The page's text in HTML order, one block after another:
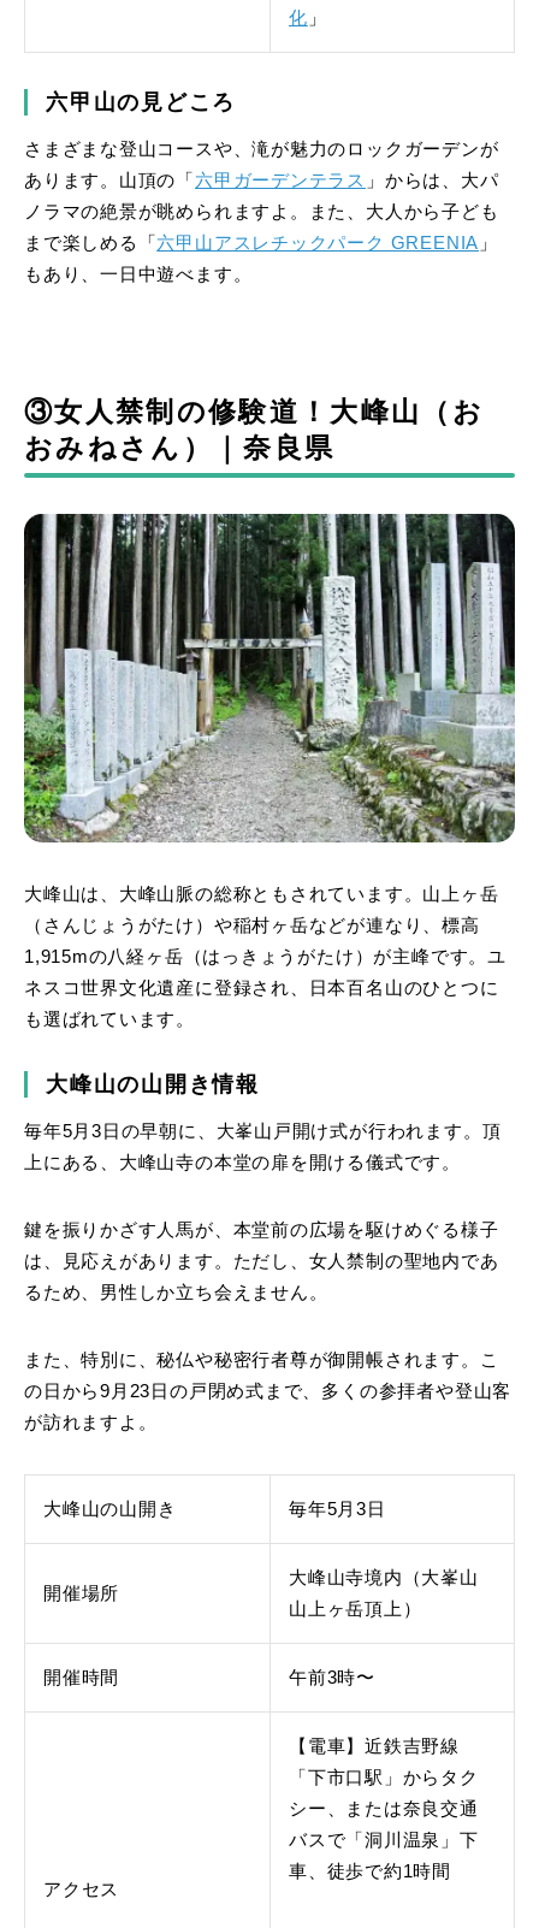
化 」
六甲山の見どころ
さまざまな登山コースや、滝が魅力のロックガーデンが
あります。山頂の「 六甲ガーデンテラス 」からは、大パ
ノラマの絶景が眺められますよ。また、大人から子ども
まで楽しめる「 六甲山アスレチックパーク GREENIA 」
もあり、一日中遊べます。
③女人禁制の修験道！大峰山（お
おみねさん）｜奈良県
大峰山は、大峰山脈の総称ともされています。山上ヶ岳
（さんじょうがたけ）や稲村ヶ岳などが連なり、標高
1,915mの八経ヶ岳（はっきょうがたけ）が主峰です。ユ
ネスコ世界文化遺産に登録され、日本百名山のひとつに
も選ばれています。
大峰山の山開き情報
毎年5月3日の早朝に、大峯山戸開け式が行われます。頂
上にある、大峰山寺の本堂の扉を開ける儀式です。
鍵を振りかざす人馬が、本堂前の広場を駆けめぐる様子
は、見応えがあります。ただし、女人禁制の聖地内であ
るため、男性しか立ち会えません。
また、特別に、秘仏や秘密行者尊が御開帳されます。こ
の日から9月23日の戸閉め式まで、多くの参拝者や登山客
が訪れますよ。
大峰山の山開き 毎年5月3日
開催場所
大峰山寺境内（大峯山
山上ヶ岳頂上）
開催時間 午前3時〜
アクセス
【電車】近鉄吉野線
「下市口駅」からタク
シー、または奈良交通
バスで「洞川温泉」下
車、徒歩で約1時間